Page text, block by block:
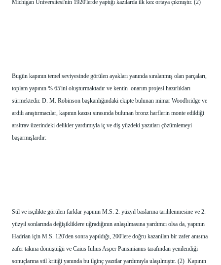
Michigan Üniversitesi'nin 1920'lerde yaptığı kazılarda ilk kez ortaya çıkmıştır. (2)
Bugün kapının temel seviyesinde görülen ayakları yanında sıralanmış olan parçaları,
toplam yapının % 65'ini oluşturmaktadır ve kentin  onarım projesi hazırlıkları
sürmektedir. D. M. Robinson başkanlığındaki ekipte bulunan mimar Woodbridge ve
ardılı araştırmacılar, kapının kazısı sırasında bulunan bronz harflerin monte edildiği
arsitrav üzerindeki delikler yardımıyla iç ve diş yüzdeki yazıtları çözümlemeyi
başarmışlardır:
Stil ve isçilikte görülen farklar yapının M.S. 2. yüzyıl baslarına tarihlenmesine ve 2.
yüzyıl sonlarında değişikliklere uğradığının anlaşılmasına yardımcı olsa da, yapının
Hadrian için M.S. 120'den sonra yapıldığı, 200'lere doğru kazanilan bir zafer anısına
zafer takına dönüştüğü ve Caius Iulius Asper Pansinianus tarafından yenilendiği
sonuçlarına stil kritiği yanında bu ilginç yazıtlar yardımıyla ulaşılmıştır. (2)  Kapının